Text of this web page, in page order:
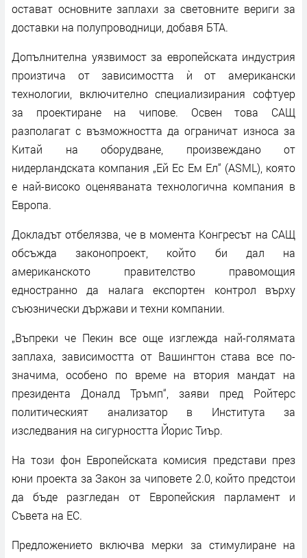
остават основните заплахи за световните вериги за
доставки на полупроводници, добавя БТА.
Допълнителна уязвимост за европейската индустрия
произтича от зависимостта ѝ от американски
технологии, включително специализирания софтуер
за проектиране на чипове. Освен това САЩ
разполагат с възможността да ограничат износа за
Китай на оборудване, произвеждано от
нидерландската компания „Ей Ес Ем Ел“ (ASML), която
е най-високо оценяваната технологична компания в
Европа.
Докладът отбелязва, че в момента Конгресът на САЩ
обсъжда законопроект, който би дал на
американското правителство правомощия
едностранно да налага експортен контрол върху
съюзнически държави и техни компании.
„Въпреки че Пекин все още изглежда най-голямата
заплаха, зависимостта от Вашингтон става все по-
значима, особено по време на втория мандат на
президента Доналд Тръмп“, заяви пред Ройтерс
политическият анализатор в Института за
изследвания на сигурността Йорис Тиър.
На този фон Европейската комисия представи през
юни проекта за Закон за чиповете 2.0, който предстои
да бъде разгледан от Европейския парламент и
Съвета на ЕС.
Предложението включва мерки за стимулиране на